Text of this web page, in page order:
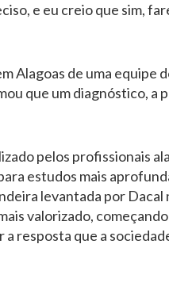
e eu creio que sim,
Alagoas de uma equipe
que um diagnóstico, a
pelos profissionais
estudos mais
levantada por Dacal
valorizado,
resposta que a